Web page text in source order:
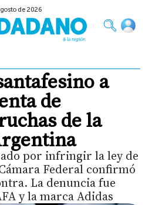
de 2026
a
de
de la
por infringir la ley de
Federal confirmó
La denuncia fue
y la marca Adidas